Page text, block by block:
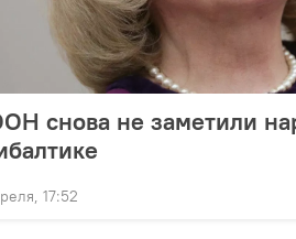
снова не заметили
17:52